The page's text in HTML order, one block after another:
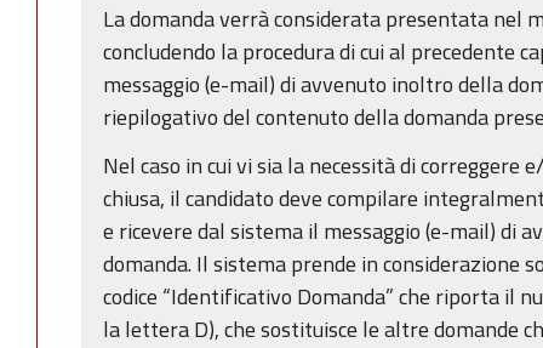
La domanda verrà considerata presentata nel
concludendo la procedura di cui al precedente
messaggio (e-mail) di avvenuto inoltro della
riepilogativo del contenuto della domanda
Nel caso in cui vi sia la necessità di correggere
chiusa, il candidato deve compilare
e ricevere dal sistema il messaggio (e-mail) di
domanda. Il sistema prende in considerazione
codice “Identificativo Domanda” che riporta il
la lettera D), che sostituisce le altre domande